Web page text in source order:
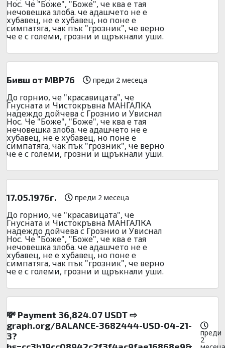
Нос. Че "Боже", "Боже", че ква е тая
нечовешка злоба. че адашчето не е
хубавец, не е хубавец, но поне е
симпатяга, чак пък "грозник", че верно
че е с големи, грозни и щръкнали уши.
Бивш от МВР76 преди 2 месеца
До горнио, че "красавицата", че
Гнусната и Чистокръвна МАНГАЛКА
надеждо дойчева с Грознио и Увиснал
Нос. Че "Боже", "Боже", че ква е тая
нечовешка злоба. че адашчето не е
хубавец, не е хубавец, но поне е
симпатяга, чак пък "грозник", че верно
че е с големи, грозни и щръкнали уши.
17.05.1976г. преди 2 месеца
До горнио, че "красавицата", че
Гнусната и Чистокръвна МАНГАЛКА
надеждо дойчева с Грознио и Увиснал
Нос. Че "Боже", "Боже", че ква е тая
нечовешка злоба. че адашчето не е
хубавец, не е хубавец, но поне е
симпатяга, чак пък "грозник", че верно
че е с големи, грозни и щръкнали уши.
💸 Payment 36,824.07 USDT ⇨
graph.org/BALANCE-3682444-USD-04-21-
3?
преди
2